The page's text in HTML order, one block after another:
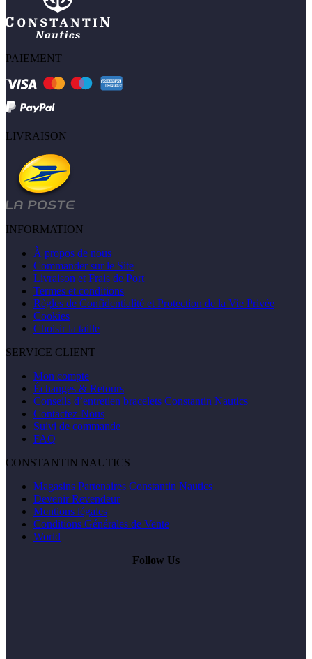
PAIEMENT
LIVRAISON
INFORMATION
À propos de nous
Commander sur le Site
Livraison et Frais de Port
Termes et conditions
Règles de Confidentialité et Protection de la Vie Privée
Cookies
Choisir la taille
SERVICE CLIENT
Mon compte
Échanges & Retours
Conseils d’entretien bracelets Constantin Nautics
Contactez-Nous
Suivi de commande
FAQ
CONSTANTIN NAUTICS
Magasins Partenaires Constantin Nautics
Devenir Revendeur
Mentions légales
Conditions Générales de Vente
World
Follow Us